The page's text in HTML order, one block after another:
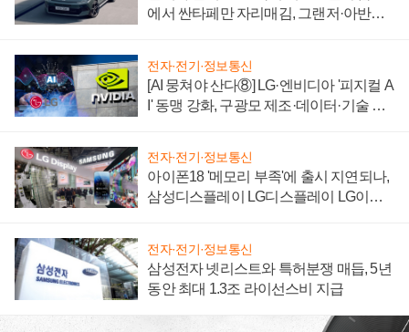
에서 싼타페만 자리매김, 그랜저·아반떼
전자·전기·정보통신
[AI 뭉쳐야 산다⑧] LG·엔비디아 '피지컬 A
I' 동맹 강화, 구광모 제조·데이터·기술 결
전자·전기·정보통신
아이폰18 '메모리 부족'에 출시 지연되나,
삼성디스플레이 LG디스플레이 LG이노
전자·전기·정보통신
삼성전자 넷리스트와 특허분쟁 매듭, 5년
동안 최대 1.3조 라이선스비 지급